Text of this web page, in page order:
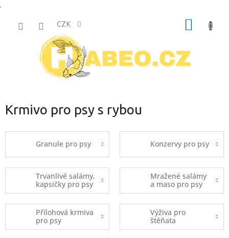
.
CZK
Krmivo pro psy s rybou
Granule pro psy Konzervy pro psy
Trvanlivé salámy,
kapsičky pro psy
Mražené salámy
a maso pro psy
Přílohová krmiva
pro psy
Výživa pro
štěňata